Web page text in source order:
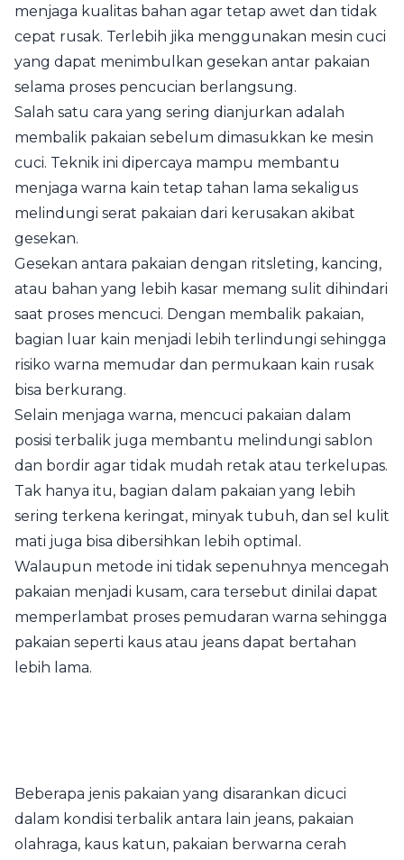
menjaga kualitas bahan agar tetap awet dan tidak
cepat rusak. Terlebih jika menggunakan mesin cuci
yang dapat menimbulkan gesekan antar pakaian
selama proses pencucian berlangsung.
Salah satu cara yang sering dianjurkan adalah
membalik pakaian sebelum dimasukkan ke mesin
cuci. Teknik ini dipercaya mampu membantu
menjaga warna kain tetap tahan lama sekaligus
melindungi serat pakaian dari kerusakan akibat
gesekan.
Gesekan antara pakaian dengan ritsleting, kancing,
atau bahan yang lebih kasar memang sulit dihindari
saat proses mencuci. Dengan membalik pakaian,
bagian luar kain menjadi lebih terlindungi sehingga
risiko warna memudar dan permukaan kain rusak
bisa berkurang.
Selain menjaga warna, mencuci pakaian dalam
posisi terbalik juga membantu melindungi sablon
dan bordir agar tidak mudah retak atau terkelupas.
Tak hanya itu, bagian dalam pakaian yang lebih
sering terkena keringat, minyak tubuh, dan sel kulit
mati juga bisa dibersihkan lebih optimal.
Walaupun metode ini tidak sepenuhnya mencegah
pakaian menjadi kusam, cara tersebut dinilai dapat
memperlambat proses pemudaran warna sehingga
pakaian seperti kaus atau jeans dapat bertahan
lebih lama.
Beberapa jenis pakaian yang disarankan dicuci
dalam kondisi terbalik antara lain jeans, pakaian
olahraga, kaus katun, pakaian berwarna cerah